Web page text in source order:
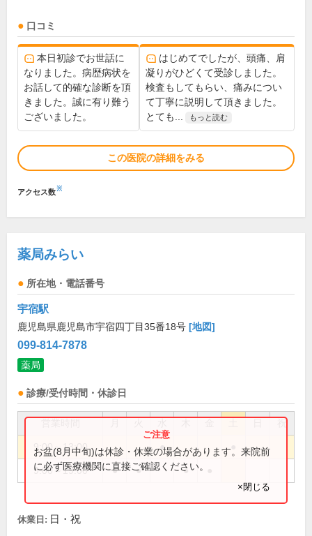
口コミ
本日初診でお世話に
なりました。病歴病状を
お話して的確な診断を頂
きました。誠に有り難う
ございました。
はじめてでしたが、頭痛、肩
凝りがひどくて受診しました。
検査もしてもらい、痛みについ
て丁寧に説明して頂きました。
とても...
もっと読む
この医院の詳細をみる
アクセス数※
薬局みらい
所在地・電話番号
宇宿駅
鹿児島県鹿児島市宇宿四丁目35番18号 [地図]
099-814-7878
薬局
診療/受付時間・休診日
祝
9:00～13:00 ●
9:00～19:00 ● ● ●
お盆(8月中旬)は休診・休業の場合があります。来院前
に必ず医療機関に直接ご確認ください。
×閉じる
休業日: 日・祝